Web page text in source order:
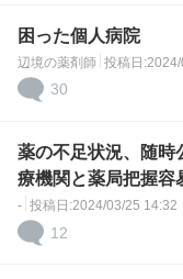
困った個人病院
辺境の薬剤師 投稿日
30
薬の不足状況、随
療機関と薬局把握
- 投稿日:2024/03/25 14:32
12